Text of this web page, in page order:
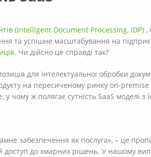
(Intelligent Document Processing, IDP) ,
та успішне масштабування на
Чи дійсно це справді так?
для інтелектуальної обробки
на пересиченому ринку on-
ж полягає сутність SaaS моделі з
забезпечення як послуга», – це
доступ до хмарних рішень. У нашому